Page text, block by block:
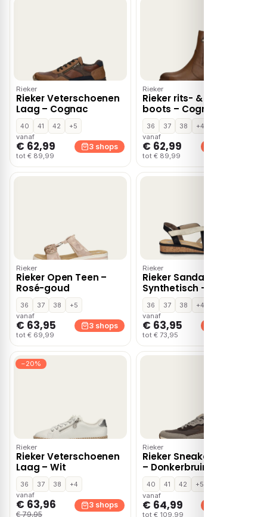
Rieker
Rieker Veterschoenen
Laag – Cognac
40 41 42
+5
vanaf
€ 62,99
tot € 89,99
3 shops
Rieker
Rieker rits- & gesloten
boots – Cognac
36 37 38
+4
vanaf
€ 62,99
tot € 89,99
Rieker
Rieker Open Teen –
Rosé-goud
36 37 38
+5
vanaf
€ 63,95
tot € 69,99
3 shops
Rieker
Rieker Sandalen zwart
Synthetisch – Beige
36 37 38
+4
vanaf
€ 63,95
tot € 73,95
−20%
Rieker
Rieker Veterschoenen
Laag – Wit
36 37 38
+4
vanaf
€ 63,96
€ 79,95
3 shops
Rieker
Rieker Sneakers Laag
– Donkerbruin
40 41 42
+5
vanaf
€ 64,99
tot € 109,99